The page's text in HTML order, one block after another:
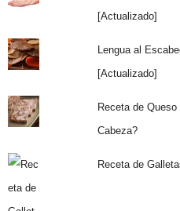
[Actualizado]
Lengua al
[Actualizado]
Receta de
Cabeza?
Receta de